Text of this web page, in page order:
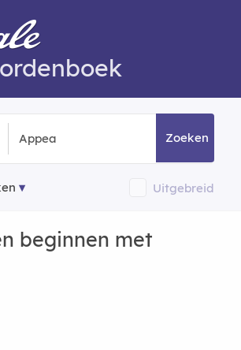
Zoeken
Uitgebreid
beginnen met